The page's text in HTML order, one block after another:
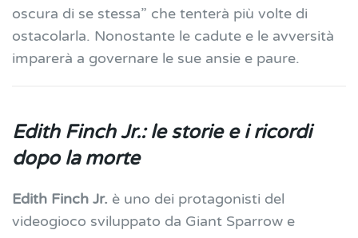
oscura di se stessa” che tenterà più volte di
ostacolarla. Nonostante le cadute e le avversità
imparerà a governare le sue ansie e paure.
Edith Finch Jr.: le storie e i ricordi
dopo la morte
Edith Finch Jr. è uno dei protagonisti del
videogioco sviluppato da Giant Sparrow e